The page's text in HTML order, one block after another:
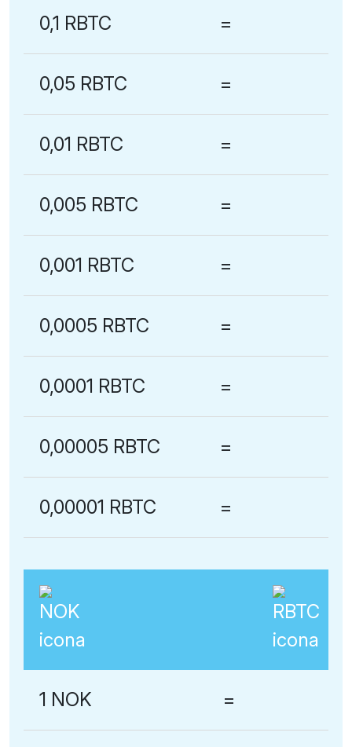
0,1 RBTC =
0,05 RBTC =
0,01 RBTC =
0,005 RBTC =
0,001 RBTC =
0,0005 RBTC =
0,0001 RBTC =
0,00005 RBTC =
0,00001 RBTC =
1 NOK =